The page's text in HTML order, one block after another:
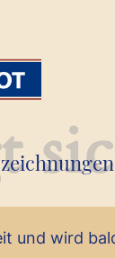
und wird